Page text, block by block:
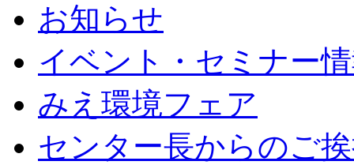
お知らせ
イベント・セミナー
みえ環境フェア
センター長からのご